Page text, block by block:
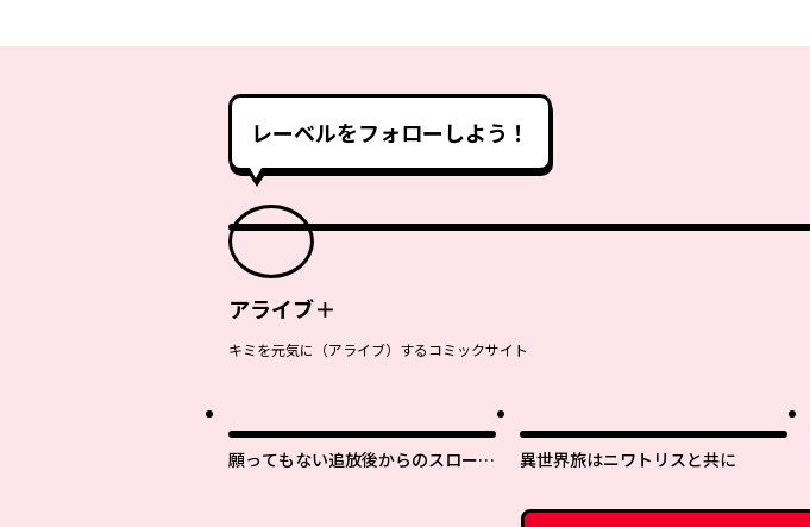
レーベルをフォローしよう！
アライブ＋
キミを元気に（アライブ）するコミックサイト
願ってもない追放後からのスローラ
異世界旅はニワトリスと共に